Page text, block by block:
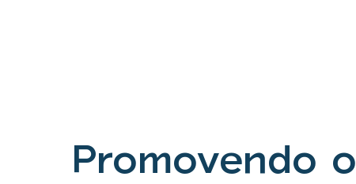
Promovendo o